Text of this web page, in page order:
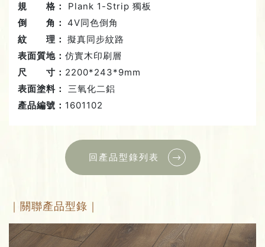
規 格：
Plank 1-Strip 獨板
倒 角： 4V同色倒角
紋 理： 擬真同步紋路
表面質地： 仿實木印刷層
尺 寸： 2200*243*9mm
表面塗料：
三氧化二鋁
產品編號： 1601102
回產品型錄列表
｜關聯產品型錄｜